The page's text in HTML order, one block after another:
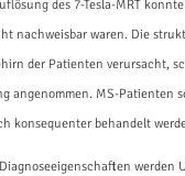
des 7-Tesla-MRT
nachweisbar waren. Die
der Patienten verursacht,
angenommen. MS-Patienten
konsequenter behandelt
werden